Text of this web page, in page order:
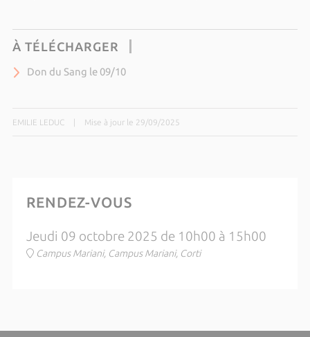
À TÉLÉCHARGER
Don du Sang le 09/10
EMILIE LEDUC Mise à jour le 29/09/2025
RENDEZ-VOUS
Jeudi 09 octobre 2025 de 10h00 à 15h00
Campus Mariani, Campus Mariani, Corti